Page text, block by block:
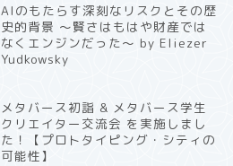
AIのもたらす深刻なリスクとその歴
史的背景 〜賢さはもはや財産では
なくエンジンだった〜 by Eliezer
Yudkowsky
メタバース初詣 & メタバース学生
クリエイター交流会 を実施しまし
た！【プロトタイピング・シティの
可能性】